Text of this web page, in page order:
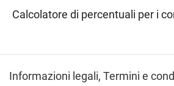
Calcolatore di percentuali per i
Informazioni legali, Termini e